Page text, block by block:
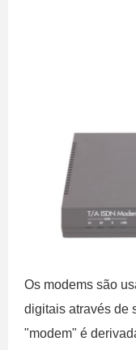
Os modems são
digitais através de
"modem" é